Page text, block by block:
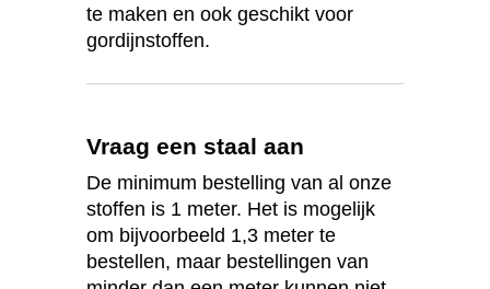
te maken en ook geschikt voor
gordijnstoffen.
Vraag een staal aan
De minimum bestelling van al onze
stoffen is 1 meter. Het is mogelijk
om bijvoorbeeld 1,3 meter te
bestellen, maar bestellingen van